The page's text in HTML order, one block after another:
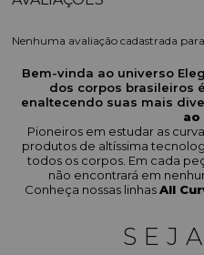
Nenhuma avaliação cadastrada
Bem-vinda ao universo
dos corpos brasileiros
enaltecendo suas mais
ao
Pioneiros em estudar as
produtos de altíssima
todos os corpos. Em cada
não encontrará em
Conheça nossas linhasAll